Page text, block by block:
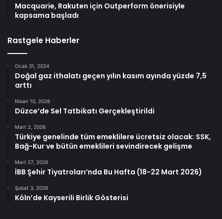
Macquarie, Rakuten için Outperform önerisiyle
kapsama başladı
Rastgele Haberler
Ocak 31, 2024
Doğal gaz ithalatı geçen yılın kasım ayında yüzde 7,5
arttı
Nisan 10, 2026
Düzce’de Sel Tatbikatı Gerçekleştirildi
Mart 2, 2026
Türkiye genelinde tüm emeklilere ücretsiz olacak: SSK,
Bağ-Kur ve bütün emeklileri sevindirecek gelişme
Mart 27, 2026
İBB Şehir Tiyatroları’nda Bu Hafta (18-22 Mart 2026)
Şubat 3, 2026
Köln’de Kayserili Birlik Gösterisi